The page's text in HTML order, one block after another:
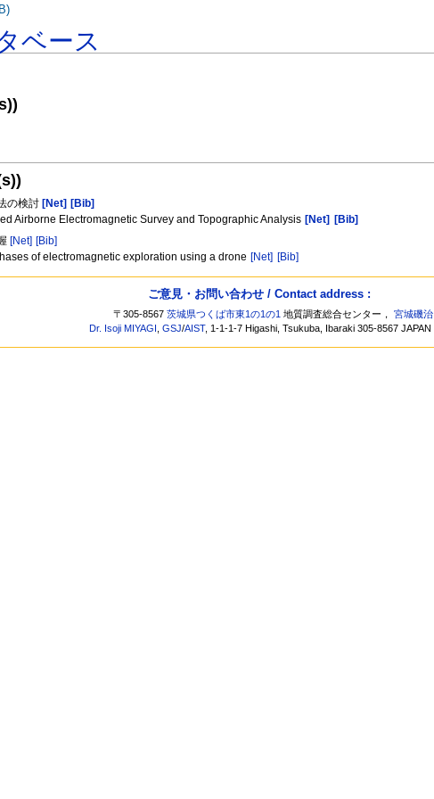
ベース
の検討 [Net] [Bib]
Airborne Electromagnetic Survey and Topographic Analysis [Net]
[Bib]
[Net] [Bib]
of electromagnetic exploration using a drone [Net] [Bib]
ご意見・お問い合わせ / Contact address :
〒305-8567茨城県つくば市東1の1の1 地質調査総合センター，宮城磯治
Dr. Isoji MIYAGI ,GSJ/AIST, 1-1-1-7 Higashi, Tsukuba, Ibaraki 305-8567 JAPAN